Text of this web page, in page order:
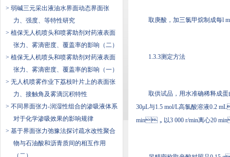
> 弱碱三元采出液油水界面动态界面张
力、强度、等特性研究
> 植保无人机喷头和喷雾助剂对药液表面
张力、雾滴密度、覆盖率的影响（二）
> 植保无人机喷头和喷雾助剂对药液表面
张力、雾滴密度、覆盖率的影响（一）
> 无人机喷雾作业下荔枝叶片上的表面张
力、接触角及雾滴沉积特性
> 不同界面张力-润湿性组合的渗吸液体系
对于化学渗吸效果的影响规律
> 基于界面张力弛豫法探讨疏水改性聚合
物与石油酸和沥青质间的相互作用
（二）
取庚酸，加三氯甲烷制成每l
1.3.3测定方法
取供试品，用水准确稀释成
30μL与1.5 mol/L高氯酸溶液0.2
min，以3 000 r/min离心20